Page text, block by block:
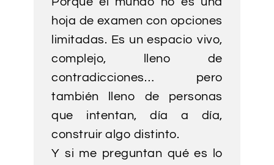
hoja de examen con opciones
limitadas. Es un espacio vivo,
complejo, lleno de
contradicciones… pero
también lleno de personas
que intentan, día a día,
construir algo distinto.
Y si me preguntan qué es lo